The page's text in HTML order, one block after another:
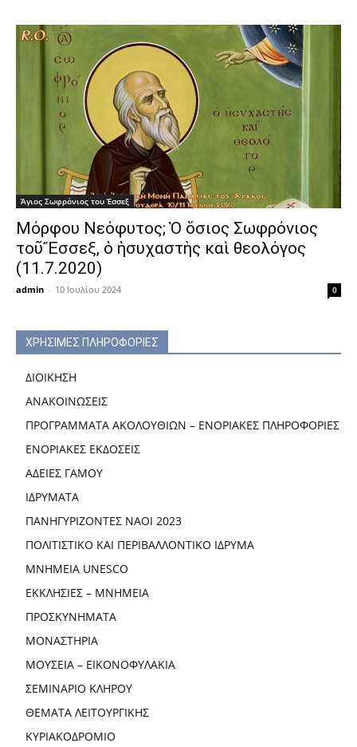
Άγιος Σωφρόνιος του Έσσεξ
Μόρφου Νεόφυτος; Ὁ ὅσιος Σωφρόνιος
τοῦ Ἔσσεξ, ὁ ἡσυχαστὴς καὶ θεολόγος
(11.7.2020)
admin - 10 Ιουλίου 2024 0
ΧΡΗΣΙΜΕΣ ΠΛΗΡΟΦΟΡΙΕΣ
ΔΙΟΙΚΗΣΗ
ΑΝΑΚΟΙΝΩΣΕΙΣ
ΠΡΟΓΡΑΜΜΑΤΑ ΑΚΟΛΟΥΘΙΩΝ – ΕΝΟΡΙΑΚΕΣ ΠΛΗΡΟΦΟΡΙΕΣ
ΕΝΟΡΙΑΚΕΣ ΕΚΔΟΣΕΙΣ
ΑΔΕΙΕΣ ΓΑΜΟΥ
ΙΔΡΥΜΑΤΑ
ΠΑΝΗΓΥΡΙΖΟΝΤΕΣ ΝΑΟΙ 2023
ΠΟΛΙΤΙΣΤΙΚΟ ΚΑΙ ΠΕΡΙΒΑΛΛΟΝΤΙΚΟ ΙΔΡΥΜΑ
ΜΝΗΜΕΙΑ UNESCO
ΕΚΚΛΗΣΙΕΣ – ΜΝΗΜΕΙΑ
ΠΡΟΣΚΥΝΗΜΑΤΑ
ΜΟΝΑΣΤΗΡΙΑ
ΜΟΥΣΕΙΑ – ΕΙΚΟΝΟΦΥΛΑΚΙΑ
ΣΕΜΙΝΑΡΙΟ ΚΛΗΡΟΥ
ΘΕΜΑΤΑ ΛΕΙΤΟΥΡΓΙΚΗΣ
ΚΥΡΙΑΚΟΔΡΟΜΙΟ